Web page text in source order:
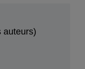
auteurs)